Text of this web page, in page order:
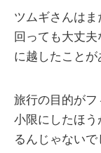
ツムギさんは
回っても大丈
に越したことが
旅行の目的が
小限にしたほう
るんじゃないで